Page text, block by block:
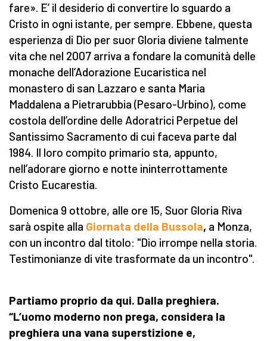
fare». E’ il desiderio di convertire lo sguardo a
Cristo in ogni istante, per sempre. Ebbene, questa
esperienza di Dio per suor Gloria diviene talmente
vita che nel 2007 arriva a fondare la comunità delle
monache dell’Adorazione Eucaristica nel
monastero di san Lazzaro e santa Maria
Maddalena a Pietrarubbia (Pesaro-Urbino), come
costola dell’ordine delle Adoratrici Perpetue del
Santissimo Sacramento di cui faceva parte dal
1984. Il loro compito primario sta, appunto,
nell’adorare giorno e notte ininterrottamente
Cristo Eucarestia.
Domenica 9 ottobre, alle ore 15, Suor Gloria Riva
sarà ospite alla Giornata della Bussola, a Monza,
con un incontro dal titolo: "Dio irrompe nella storia.
Testimonianze di vite trasformate da un incontro".
Partiamo proprio da qui. Dalla preghiera.
“L’uomo moderno non prega, considera la
preghiera una vana superstizione e,